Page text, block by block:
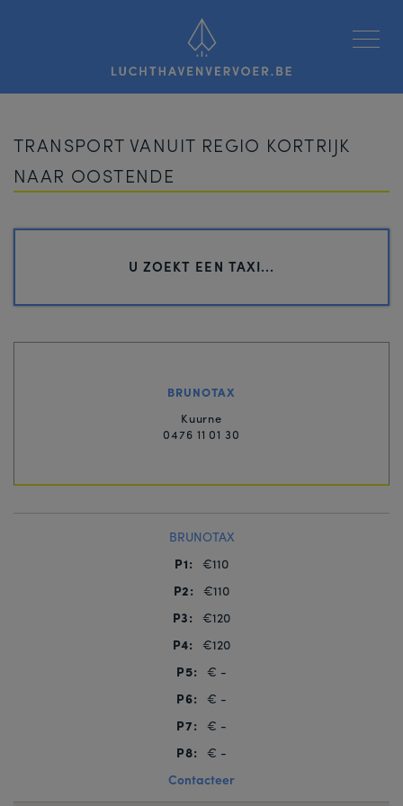
Luchthavenvervoer
TRANSPORT VANUIT REGIO KORTRIJK
NAAR OOSTENDE
U ZOEKT EEN TAXI...
BRUNOTAX
Kuurne
0476 11 01 30
BRUNOTAX
P1: €110
P2: €110
P3: €120
P4: €120
P5: € -
P6: € -
P7: € -
P8: € -
Contacteer